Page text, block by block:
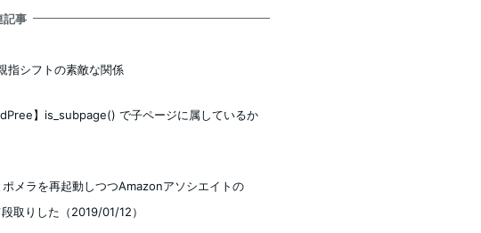
記事
指シフトの素敵な関係
】is_subpage() で子ページに属しているか
メラを再起動しつつAmazonアソシエイトの
取りした（2019/01/12）